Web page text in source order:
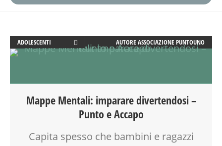
ADOLESCENTI
ADULTI
DOCENTI
FACILITAZIONE GRAFICA
AUTORE ASSOCIAZIONE PUNTOUNO
Mappe Mentali: imparare divertendosi –
Punto e Accapo
Capita spesso che bambini e ragazzi